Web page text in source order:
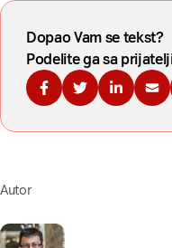
Dopao Vam se tekst?
Podelite ga sa
Podelite naPodelite na
Podelite
Autor